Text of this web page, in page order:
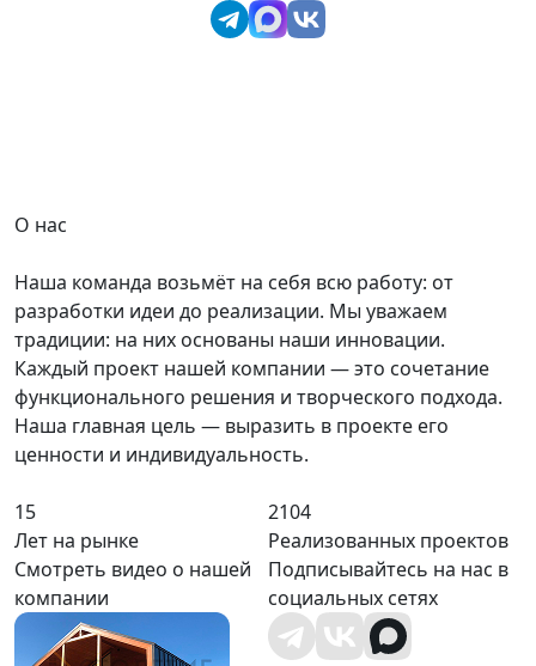
О нас
Наша команда возьмёт на себя всю работу: от
разработки идеи до реализации. Мы уважаем
традиции: на них основаны наши инновации.
Каждый проект нашей компании — это сочетание
функционального решения и творческого подхода.
Наша главная цель — выразить в проекте его
ценности и индивидуальность.
15
Лет на рынке
2104
Реализованных проектов
Смотреть видео о нашей
компании
Подписывайтесь на нас в
социальных сетях